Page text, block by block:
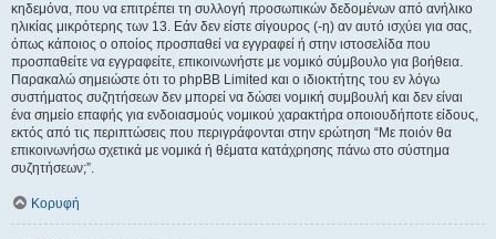
κηδεμόνα, που να επιτρέπει τη συλλογή προσωπικών δεδομένων από ανήλικο
ηλικίας μικρότερης των 13. Εάν δεν είστε σίγουρος (-η) αν αυτό ισχύει για σας,
όπως κάποιος ο οποίος προσπαθεί να εγγραφεί ή στην ιστοσελίδα που
προσπαθείτε να εγγραφείτε, επικοινωνήστε με νομικό σύμβουλο για βοήθεια.
Παρακαλώ σημειώστε ότι το phpBB Limited και ο ιδιοκτήτης του εν λόγω
συστήματος συζητήσεων δεν μπορεί να δώσει νομική συμβουλή και δεν είναι
ένα σημείο επαφής για ενδοιασμούς νομικού χαρακτήρα οποιουδήποτε είδους,
εκτός από τις περιπτώσεις που περιγράφονται στην ερώτηση “Με ποιόν θα
επικοινωνήσω σχετικά με νομικά ή θέματα κατάχρησης πάνω στο σύστημα
συζητήσεων;”.
Κορυφή